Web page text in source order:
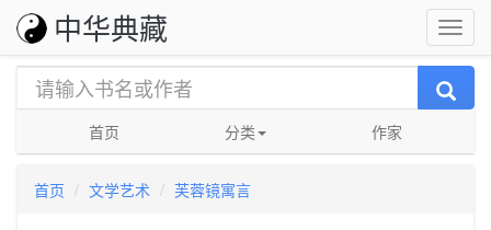
中华典藏
首页 分类 作家
首页 文学艺术 芙蓉镜寓言